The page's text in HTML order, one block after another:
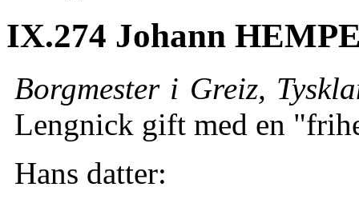
IX.274 Johann
Borgmester i Greiz,
Lengnick gift med en
Hans datter: